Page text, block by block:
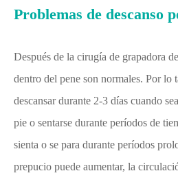
Problemas de descanso
Después de la cirugía de grapadora
dentro del pene son normales. Por lo
descansar durante 2-3 días cuando
pie o sentarse durante períodos de
sienta o se para durante períodos
prepucio puede aumentar, la